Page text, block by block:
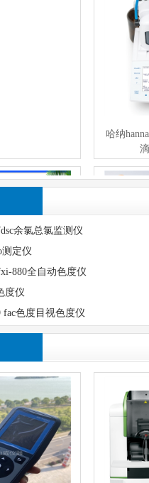
哈纳
滴定仪 全自动
水质食品化工
仪 两
余氯总氯监测仪
测定仪
880全自动色度仪
度仪
fac色度目视色度仪